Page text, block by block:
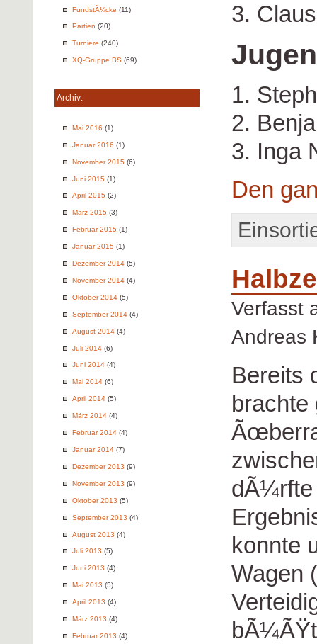
FundstÃ¼cke (11)
Partien (20)
Turniere (240)
XQ-Gruppe BS (69)
Archiv:
Mai 2016 (1)
Januar 2016 (1)
November 2015 (6)
Juni 2015 (1)
April 2015 (2)
März 2015 (3)
Februar 2015 (1)
Januar 2015 (1)
Dezember 2014 (5)
November 2014 (4)
Oktober 2014 (5)
September 2014 (4)
August 2014 (4)
Juli 2014 (6)
Juni 2014 (4)
Mai 2014 (6)
April 2014 (5)
März 2014 (4)
Februar 2014 (4)
Januar 2014 (7)
Dezember 2013 (9)
November 2013 (9)
Oktober 2013 (5)
September 2013 (4)
August 2013 (4)
Juli 2013 (5)
Juni 2013 (4)
Mai 2013 (5)
April 2013 (4)
März 2013 (4)
Februar 2013 (4)
3.
1.
2.
3. Inga
Den
Verfasst
Andreas
Bereits
brachte
dÃ¼rfte
konnte
Wagen